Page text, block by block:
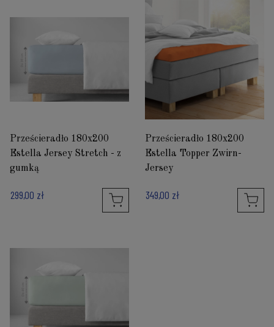
Prześcieradło 180x200
Estella Jersey Stretch - z
gumką
299,00 zł
Prześcieradło 180x200
Estella Topper Zwirn-
Jersey
349,00 zł